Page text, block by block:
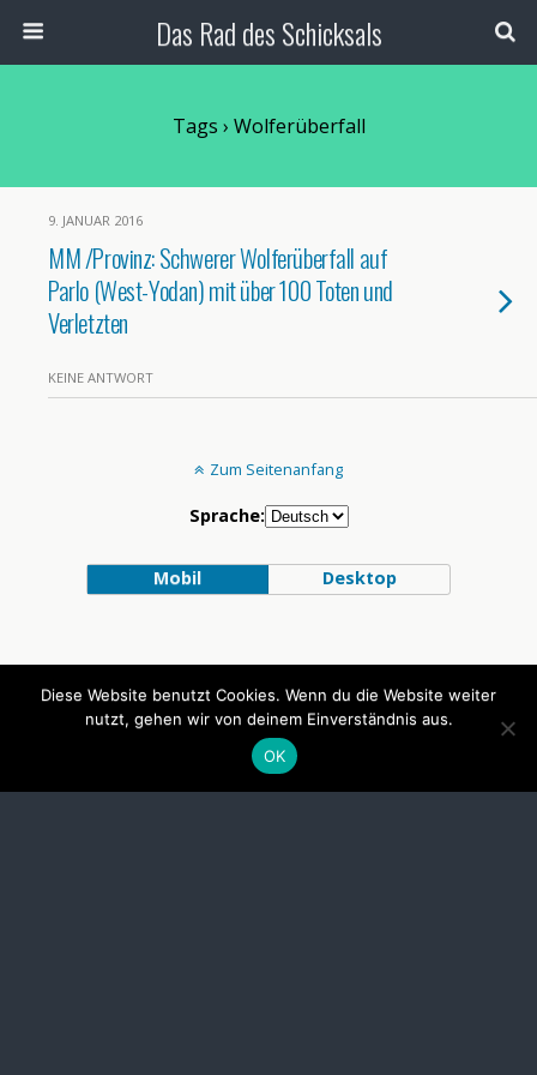
Das Rad des Schicksals
Tags › Wolferüberfall
9. JANUAR 2016
MM /Provinz: Schwerer Wolferüberfall auf
Parlo (West-Yodan) mit über 100 Toten und
Verletzten
KEINE ANTWORT
Zum Seitenanfang
Sprache:
Mobil Desktop
Diese Website benutzt Cookies. Wenn du die Website weiter
nutzt, gehen wir von deinem Einverständnis aus.
OK